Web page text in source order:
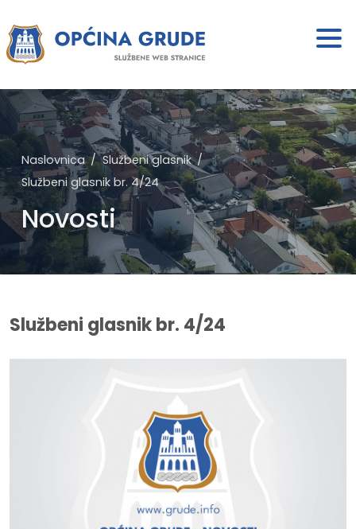
Naslovnica
Službeni glasnik
Službeni glasnik br. 4/24
Novosti
Službeni glasnik br. 4/24